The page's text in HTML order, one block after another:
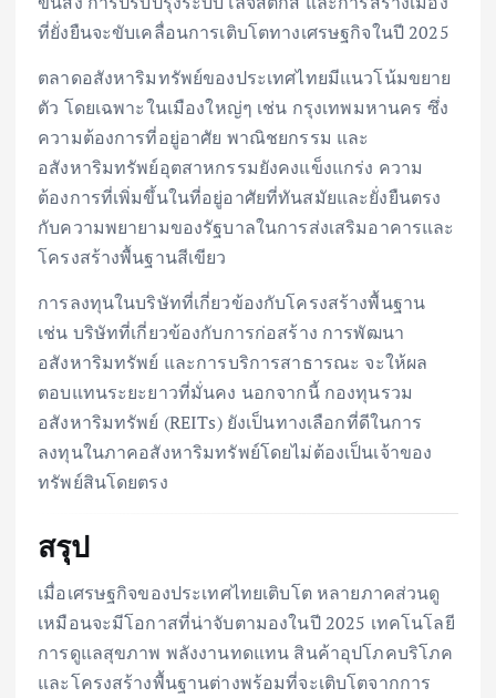
ที่ยั่งยืนจะขับเคลื่อนการเติบโตทางเศรษฐกิจในปี 2025
ตลาดอสังหาริมทรัพย์ของประเทศไทยมีแนวโน้มขยาย
ตัว โดยเฉพาะในเมืองใหญ่ๆ เช่น กรุงเทพมหานคร ซึ่ง
ความต้องการที่อยู่อาศัย พาณิชยกรรม และ
อสังหาริมทรัพย์อุตสาหกรรมยังคงแข็งแกร่ง ความ
ต้องการที่เพิ่มขึ้นในที่อยู่อาศัยที่ทันสมัยและยั่งยืนตรง
กับความพยายามของรัฐบาลในการส่งเสริมอาคารและ
โครงสร้างพื้นฐานสีเขียว
การลงทุนในบริษัทที่เกี่ยวข้องกับโครงสร้างพื้นฐาน
เช่น บริษัทที่เกี่ยวข้องกับการก่อสร้าง การพัฒนา
อสังหาริมทรัพย์ และการบริการสาธารณะ จะให้ผล
ตอบแทนระยะยาวที่มั่นคง นอกจากนี้ กองทุนรวม
อสังหาริมทรัพย์ (REITs) ยังเป็นทางเลือกที่ดีในการ
ลงทุนในภาคอสังหาริมทรัพย์โดยไม่ต้องเป็นเจ้าของ
ทรัพย์สินโดยตรง
สรุป
เมื่อเศรษฐกิจของประเทศไทยเติบโต หลายภาคส่วนดู
เหมือนจะมีโอกาสที่น่าจับตามองในปี 2025 เทคโนโลยี
การดูแลสุขภาพ พลังงานทดแทน สินค้าอุปโภคบริโภค
และโครงสร้างพื้นฐานต่างพร้อมที่จะเติบโตจากการ